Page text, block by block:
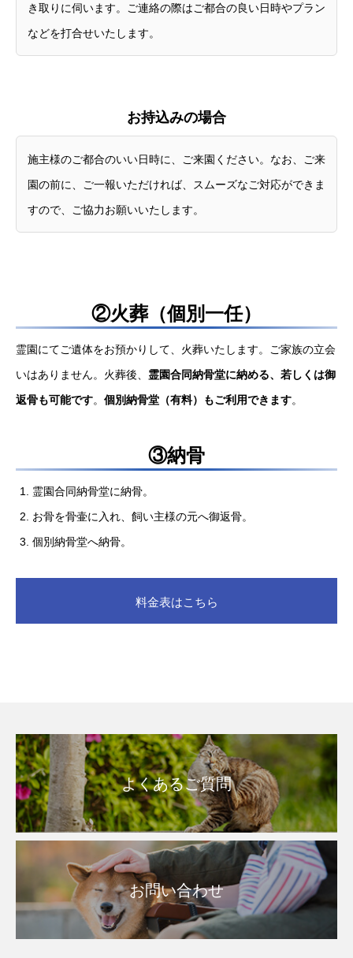
き取りに伺います。ご連絡の際はご都合の良い日時やプラン
などを打合せいたします。
お持込みの場合
施主様のご都合のいい日時に、ご来園ください。なお、ご来
園の前に、ご一報いただければ、スムーズなご対応ができま
すので、ご協力お願いいたします。
②火葬（個別一任）
霊園にてご遺体をお預かりして、火葬いたします。ご家族の立会
いはありません。火葬後、 霊園合同納骨堂に納める、若しくは御
返骨も可能です。 個別納骨堂（有料）もご利用できます。
③納骨
霊園合同納骨堂に納骨。
お骨を骨壷に入れ、飼い主様の元へ御返骨。
個別納骨堂へ納骨。
料金表はこちら
よくあるご質問
お問い合わせ